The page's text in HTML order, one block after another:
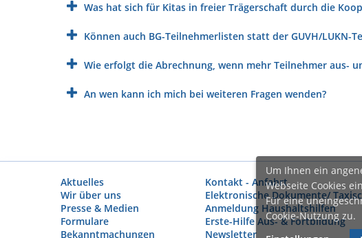
Was hat sich für Kitas in freier Trägerschaft durch die
Können auch BG-Teilnehmerlisten statt der GUVH/LUKN-
Wie erfolgt die Abrechnung, wenn mehr Teilnehmer aus-
An wen kann ich mich bei weiteren Fragen wenden?
Aktuelles
Wir über uns
Presse & Medien
Formulare
Bekanntmachungen
Kontakt - Anfahrt
Elektronische Dokumente/
Anmeldung Haushaltshilfen
Erste-Hilfe Aus- & Fortbildung
Newsletter
Um Ihnen ein
Webseite Cookies
Für eine
Cookie-Nutzung zu.